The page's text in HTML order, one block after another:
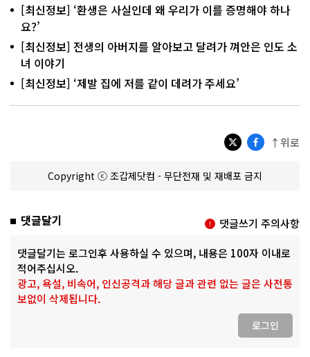
[최신정보] ‘환생은 사실인데 왜 우리가 이를 증명해야 하나
요?’
[최신정보] 전생의 아버지를 알아보고 달려가 껴안은 인도 소
녀 이야기
[최신정보] ‘제발 집에 저를 같이 데려가 주세요’
↑위로
Copyright ⓒ 조갑제닷컴 - 무단전재 및 재배포 금지
댓글달기 댓글쓰기 주의사항
댓글달기는 로그인후 사용하실 수 있으며, 내용은 100자 이내로
적어주십시오.
광고, 욕설, 비속어, 인신공격과 해당 글과 관련 없는 글은 사전통
보없이 삭제됩니다.
로그인